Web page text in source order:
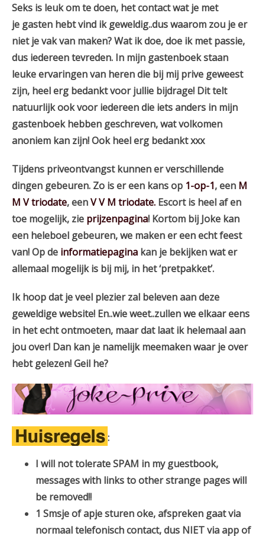
Seks is leuk om te doen, het contact wat je met
je gasten hebt vind ik geweldig..dus waarom zou je er
niet je vak van maken? Wat ik doe, doe ik met passie,
dus iedereen tevreden. In mijn gastenboek staan
leuke ervaringen van heren die bij mij prive geweest
zijn, heel erg bedankt voor jullie bijdrage! Dit telt
natuurlijk ook voor iedereen die iets anders in mijn
gastenboek hebben geschreven, wat volkomen
anoniem kan zijn! Ook heel erg bedankt xxx
Tijdens priveontvangst kunnen er verschillende
dingen gebeuren. Zo is er een kans op 1-op-1, een M
M V triodate, eenV V M triodate. Escort is heel af en
toe mogelijk, zie prijzenpagina! Kortom bij Joke kan
een heleboel gebeuren, we maken er een echt feest
van! Op de informatiepagina kan je bekijken wat er
allemaal mogelijk is bij mij, in het ‘pretpakket’.
Ik hoop dat je veel plezier zal beleven aan deze
geweldige website! En..wie weet..zullen we elkaar eens
in het echt ontmoeten, maar dat laat ik helemaal aan
jou over! Dan kan je namelijk meemaken waar je over
hebt gelezen! Geil he?
:
I will not tolerate SPAM in my guestbook,
messages with links to other strange pages will
be removed!!
1 Smsje of apje sturen oke, afspreken gaat via
normaal telefonisch contact, dus NIET via app of